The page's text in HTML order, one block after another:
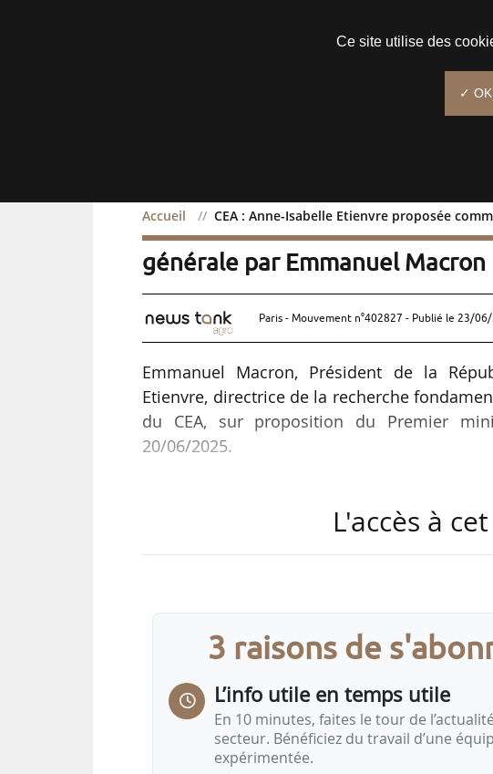
Accueil CEA : Anne-Isabelle Etienvre proposée
CEA : Anne-Isabelle Etienvre
générale par Emmanuel Macron
Paris - Mouvement n°402827 - Publié le 23/06/
Emmanuel Macron, Président de la
Etienvre, directrice de la recherche
du CEA, sur proposition du Premier
20/06/2025.
Sénat, sont saisis de ce projet de
Si les Parlementaires approuvent sa
François Jacq, nommé président du conseil
L'accès à
3 raisons de
L’info utile en temps utile
En 10 minutes, faites le tour de
secteur. Bénéficiez du travail d’une
expérimentée.
Ce site utilise des
✓